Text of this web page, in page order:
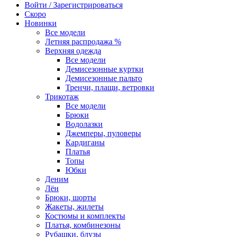
Войти / Зарегистрироваться
Скоро
Новинки
Все модели
Летняя распродажа %
Верхняя одежда
Все модели
Демисезонные куртки
Демисезонные пальто
Тренчи, плащи, ветровки
Трикотаж
Все модели
Брюки
Водолазки
Джемперы, пуловеры
Кардиганы
Платья
Топы
Юбки
Деним
Лён
Брюки, шорты
Жакеты, жилеты
Костюмы и комплекты
Платья, комбинезоны
Рубашки, блузы